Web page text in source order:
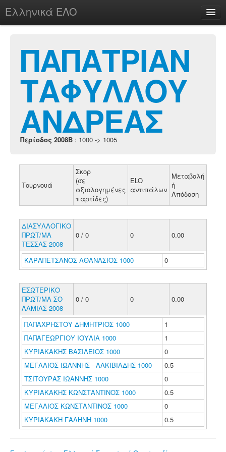
Ελληνικά ΕΛΟ
chesstu.be @ discord
Login
ΠΑΠΑΤΡΙΑΝ
ΤΑΦΥΛΛΟΥ
ΑΝΔΡΕΑΣ
Περίοδος 2008B : 1000 -> 1005
Τουρνουά
Σκορ
(σε
αξιολογημένες
παρτίδες)
ELO
αντιπάλων
Μεταβολή
ή
Απόδοση
ΔΙΑΣΥΛΛΟΓΙΚΟ
ΠΡΩΤ/ΜΑ
ΤΕΣΣΑΣ 2008
0 / 0 0 0.00
ΚΑΡΑΠΕΤΣΑΝΟΣ ΑΘΑΝΑΣΙΟΣ 1000 0
ΕΣΩΤΕΡΙΚΟ
ΠΡΩΤ/ΜΑ ΣΟ
ΛΑΜΙΑΣ 2008
0 / 0 0 0.00
ΠΑΠΑΧΡΗΣΤΟΥ ΔΗΜΗΤΡΙΟΣ 1000
1
ΠΑΠΑΓΕΩΡΓΙΟΥ ΙΟΥΛΙΑ 1000
1
ΚΥΡΙΑΚΑΚΗΣ ΒΑΣΙΛΕΙΟΣ 1000
0
ΜΕΓΑΛΙΟΣ ΙΩΑΝΝΗΣ - ΑΛΚΙΒΙΑΔΗΣ 1000
0.5
ΤΣΙΤΟΥΡΑΣ ΙΩΑΝΝΗΣ 1000
0
ΚΥΡΙΑΚΑΚΗΣ ΚΩΝΣΤΑΝΤΙΝΟΣ 1000
0.5
ΜΕΓΑΛΙΟΣ ΚΩΝΣΤΑΝΤΙΝΟΣ 1000
0
ΚΥΡΙΑΚΑΚΗ ΓΑΛΗΝΗ 1000
0.5